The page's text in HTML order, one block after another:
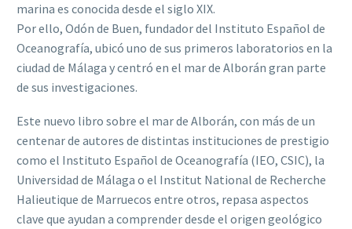
marina es conocida desde el siglo XIX.
Por ello, Odón de Buen, fundador del Instituto Español de
Oceanografía, ubicó uno de sus primeros laboratorios en la
ciudad de Málaga y centró en el mar de Alborán gran parte
de sus investigaciones.
Este nuevo libro sobre el mar de Alborán, con más de un
centenar de autores de distintas instituciones de prestigio
como el Instituto Español de Oceanografía (IEO, CSIC), la
Universidad de Málaga o el Institut National de Recherche
Halieutique de Marruecos entre otros, repasa aspectos
clave que ayudan a comprender desde el origen geológico